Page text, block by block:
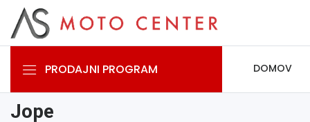
PRODAJNI PROGRAM DOMOV
Jope